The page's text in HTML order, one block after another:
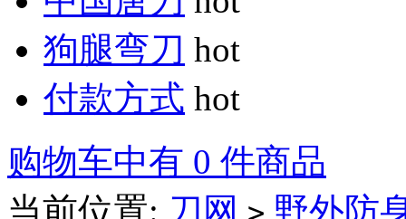
狗腿弯刀 hot
付款方式 hot
购物车中有 0 件商品
当前位置: 刀网
野外防